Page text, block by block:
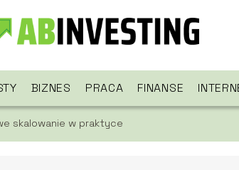
BIZNES PRACA FINANSE
skalowanie w praktyce